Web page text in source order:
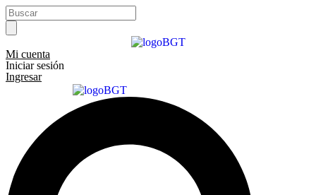
Ir
al
contenido
Search
...
Mi cuenta
Iniciar sesión
Ingresar